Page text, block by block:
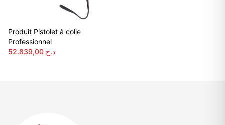
Produit Pistolet à colle
Professionnel
د.ج